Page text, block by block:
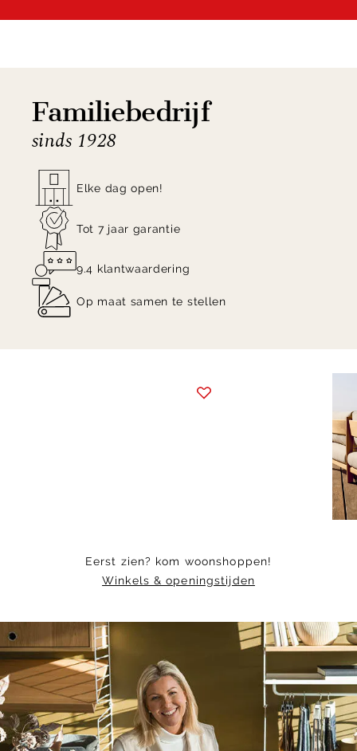
Familiebedrijf
sinds 1928
Elke dag open!
Tot 7 jaar garantie
9.4 klantwaardering
Op maat samen te stellen
Eerst zien? kom woonshoppen!
Winkels & openingstijden